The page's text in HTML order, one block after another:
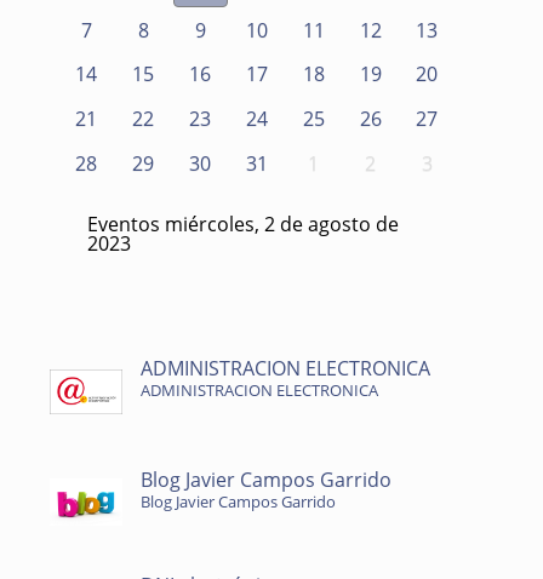
7
8 9 10 11 12
13
14
15 16 17 18 19
20
21
22 23 24 25 26
27
28
29 30 31 1 2 3
Eventos miércoles, 2 de agosto de
2023
ADMINISTRACION ELECTRONICA
ADMINISTRACION ELECTRONICA
Blog Javier Campos Garrido
Blog Javier Campos Garrido